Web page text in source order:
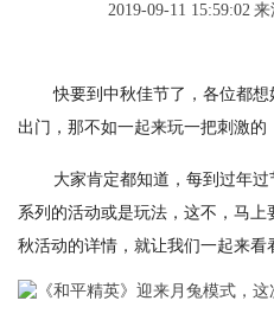
2019-09-11 15:59:02 来
快要到中秋佳节了，各位都
出门，那不如一起来玩一把刺激的
大家肯定都知道，每到过年
系列的活动或是玩法，这不，马
秋活动的详情，就让我们一起来看